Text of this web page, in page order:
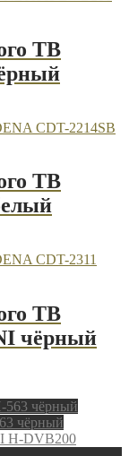
ТВ
ТВ
ТВ
чёрный
чёрный